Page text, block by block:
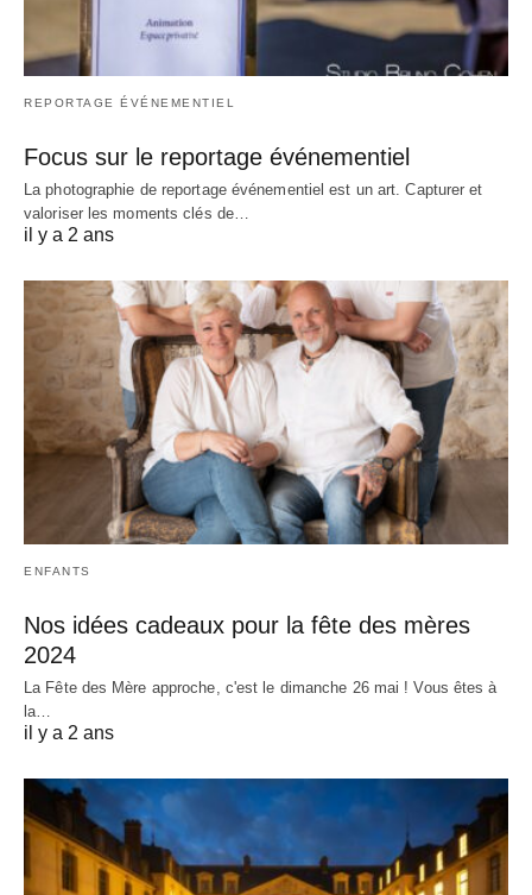
REPORTAGE ÉVÉNEMENTIEL
Focus sur le reportage événementiel
La photographie de reportage événementiel est un art. Capturer et
valoriser les moments clés de…
il y a 2 ans
ENFANTS
Nos idées cadeaux pour la fête des mères
2024
La Fête des Mère approche, c'est le dimanche 26 mai ! Vous êtes à
la…
il y a 2 ans